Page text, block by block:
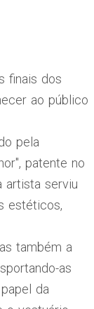
finais dos
ao público
pela
patente no
artista serviu
estéticos,
também a
as
da